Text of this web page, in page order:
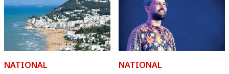
NATIONAL
NATIONAL